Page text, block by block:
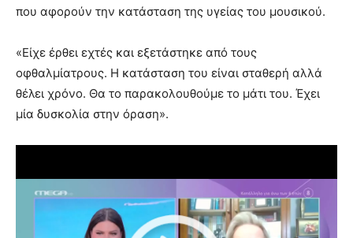
που αφορούν την κατάσταση της υγείας του μουσικού.
«Είχε έρθει εχτές και εξετάστηκε από τους
οφθαλμίατρους. Η κατάσταση του είναι σταθερή αλλά
θέλει χρόνο. Θα το παρακολουθούμε το μάτι του. Έχει
μία δυσκολία στην όραση».